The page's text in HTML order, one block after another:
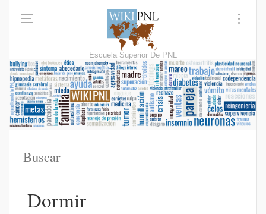
Escuela Superior De PNL
Dormir